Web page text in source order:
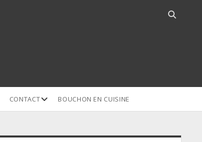
Open
CONTACTopenBOUCHON EN CUISINE